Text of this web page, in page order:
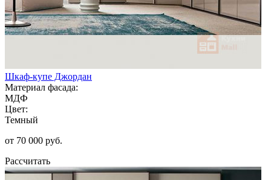
Шкаф-купе Джордан
Материал фасада:
МДФ
Цвет:
Темный
от 70 000 руб.
Рассчитать